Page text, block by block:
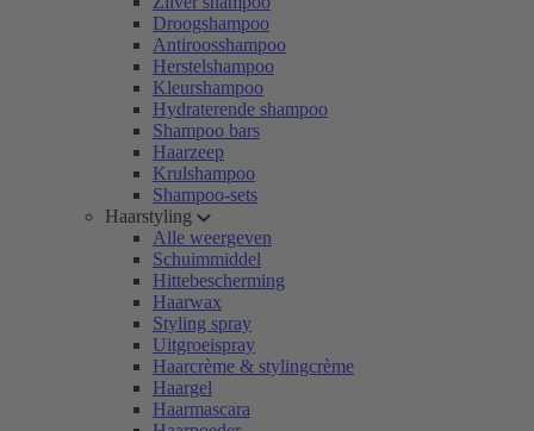
Droogshampoo
Antiroosshampoo
Herstelshampoo
Kleurshampoo
Hydraterende shampoo
Shampoo bars
Haarzeep
Krulshampoo
Shampoo-sets
Haarstyling
Alle weergeven
Schuimmiddel
Hittebescherming
Haarwax
Styling spray
Uitgroeispray
Haarcrème & stylingcrème
Haargel
Haarmascara